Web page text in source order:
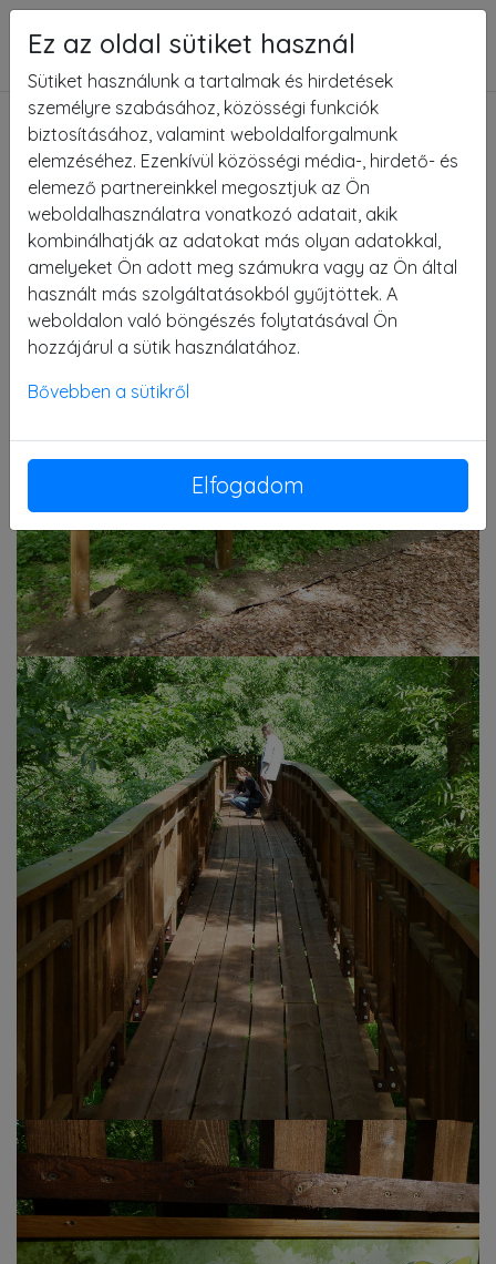
Erzsébet ligeti tanösvény,
Gyomaendrőd
Ez az oldal sütiket használ
Sütiket használunk a tartalmak és hirdetések
személyre szabásához, közösségi funkciók
biztosításához, valamint weboldalforgalmunk
elemzéséhez. Ezenkívül közösségi média-, hirdető- és
elemező partnereinkkel megosztjuk az Ön
weboldalhasználatra vonatkozó adatait, akik
kombinálhatják az adatokat más olyan adatokkal,
amelyeket Ön adott meg számukra vagy az Ön által
használt más szolgáltatásokból gyűjtöttek. A
weboldalon való böngészés folytatásával Ön
hozzájárul a sütik használatához.
Bővebben a sütikről
Elfogadom